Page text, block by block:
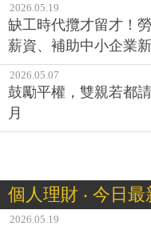
2026.05.19
缺工時代攬才留才！
薪資、補助中小企業
2026.05.07
鼓勵平權，雙親若都
月
個人理財 ‧ 今日最
2026.05.19